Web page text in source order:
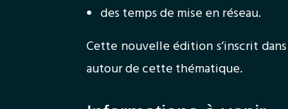
des temps de mise en réseau.
Cette nouvelle édition s’inscrit
autour de cette thématique.